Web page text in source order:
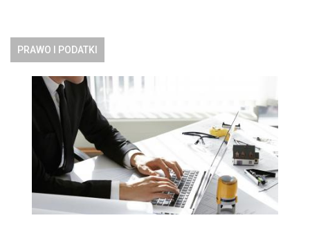
PRAWO I PODATKI